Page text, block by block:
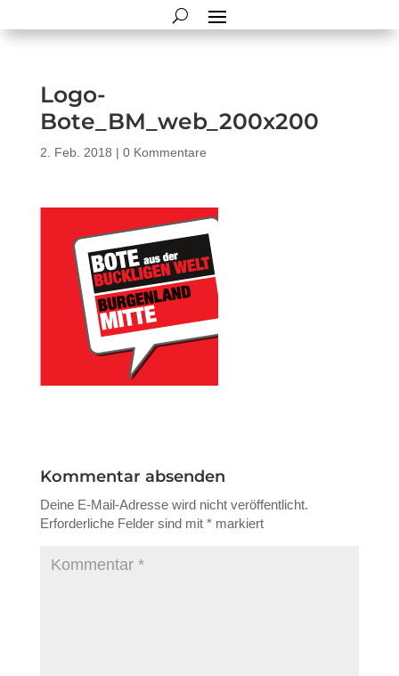
Logo-
Bote_BM_web_200x200
2. Feb. 2018 | 0 Kommentare
Kommentar absenden
Deine E-Mail-Adresse wird nicht veröffentlicht.
Erforderliche Felder sind mit *markiert